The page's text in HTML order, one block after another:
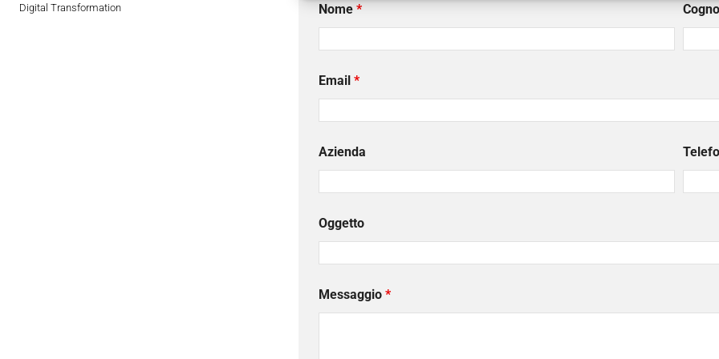
Digital Transformation
Nome *
Email *
Azienda
Oggetto
Messaggio *